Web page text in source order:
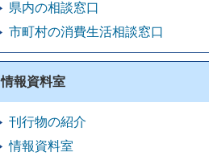
県内の相談窓口
市町村の消費生活相談窓口
情報資料室
刊行物の紹介
情報資料室